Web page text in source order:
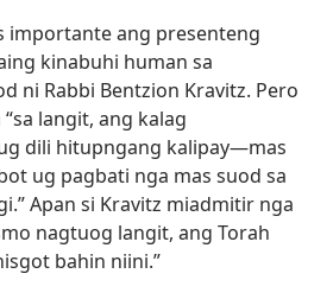
importante ang presenteng
kinabuhi human sa
ni Rabbi Bentzion Kravitz. Pero
langit, ang kalag
dili hitupngang kalipay—mas
ug pagbati nga mas suod sa
Apan si Kravitz miadmitir nga
nagtuog langit, ang Torah
bahin niini.”